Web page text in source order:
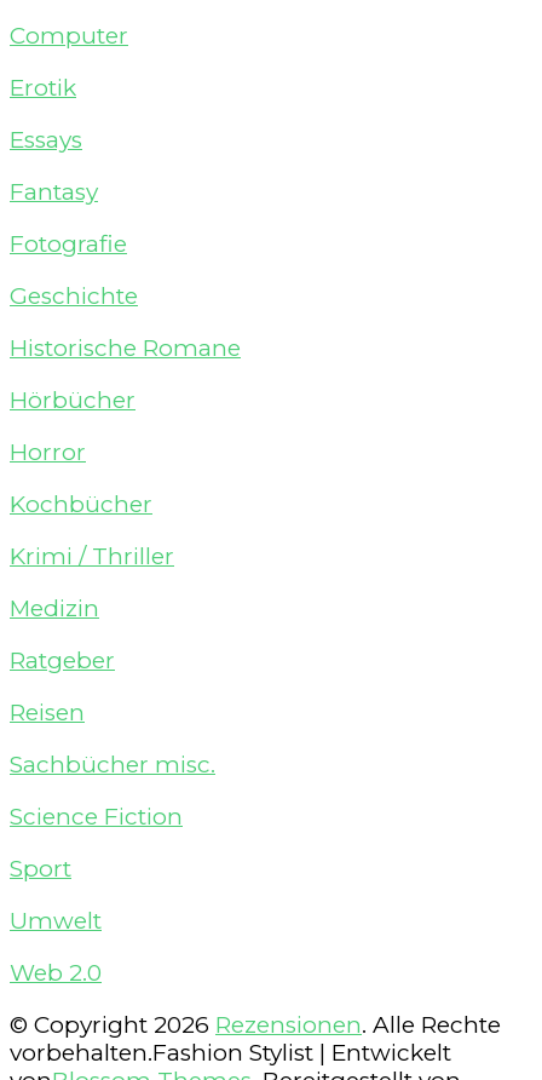
Computer
Erotik
Essays
Fantasy
Fotografie
Geschichte
Historische Romane
Hörbücher
Horror
Kochbücher
Krimi / Thriller
Medizin
Ratgeber
Reisen
Sachbücher misc.
Science Fiction
Sport
Umwelt
Web 2.0
© Copyright 2026 Rezensionen. Alle Rechte
vorbehalten.Fashion Stylist | Entwickelt